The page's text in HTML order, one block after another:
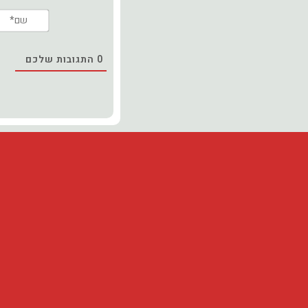
0 התגובות שלכם